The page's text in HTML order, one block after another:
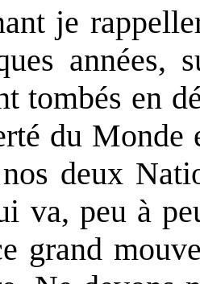
je
années,
tombés en
du Monde
deux
va, peu à
grand